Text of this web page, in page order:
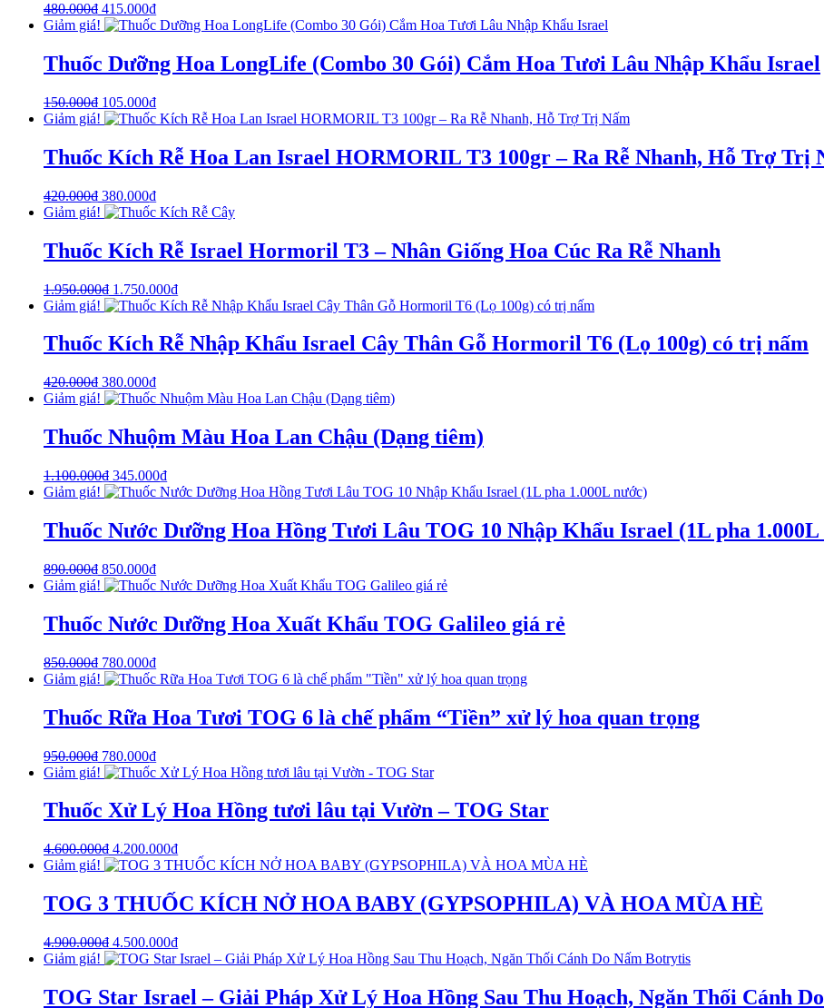
480.000₫ 415.000₫
Giảm giá!
Thuốc Dưỡng Hoa LongLife (Combo 30 Gói) Cắm Hoa Tươi Lâu Nhập Khẩu Israel
150.000₫ 105.000₫
Giảm giá!
Thuốc Kích Rễ Hoa Lan Israel HORMORIL T3 100gr – Ra Rễ Nhanh, Hỗ Trợ Trị
420.000₫ 380.000₫
Giảm giá!
Thuốc Kích Rễ Israel Hormoril T3 – Nhân Giống Hoa Cúc Ra Rễ Nhanh
1.950.000₫ 1.750.000₫
Giảm giá!
Thuốc Kích Rễ Nhập Khẩu Israel Cây Thân Gỗ Hormoril T6 (Lọ 100g) có trị nấm
420.000₫ 380.000₫
Giảm giá!
Thuốc Nhuộm Màu Hoa Lan Chậu (Dạng tiêm)
1.100.000₫ 345.000₫
Giảm giá!
Thuốc Nước Dưỡng Hoa Hồng Tươi Lâu TOG 10 Nhập Khẩu Israel (1L pha 1.000L
890.000₫ 850.000₫
Giảm giá!
Thuốc Nước Dưỡng Hoa Xuất Khẩu TOG Galileo giá rẻ
850.000₫ 780.000₫
Giảm giá!
Thuốc Rữa Hoa Tươi TOG 6 là chế phẩm “Tiền” xử lý hoa quan trọng
950.000₫ 780.000₫
Giảm giá!
Thuốc Xử Lý Hoa Hồng tươi lâu tại Vườn – TOG Star
4.600.000₫ 4.200.000₫
Giảm giá!
TOG 3 THUỐC KÍCH NỞ HOA BABY (GYPSOPHILA) VÀ HOA MÙA HÈ
4.900.000₫ 4.500.000₫
Giảm giá!
TOG Star Israel – Giải Pháp Xử Lý Hoa Hồng Sau Thu Hoạch, Ngăn Thối Cánh